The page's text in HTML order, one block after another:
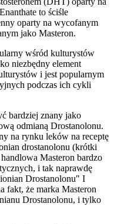
to ściśle
oparty na wycofanym
jako Masteron.
wśród kulturystów
niezbędny element
i jest popularnym
podczas ich cykli
bardziej znany jako
odmianą Drostanolonu.
na rynku leków na receptę
drostanolonu (krótki
Masteron bardzo
i tak naprawdę
Drostanolonu" I
fakt, że marka Masteron
Drostanolonu, i tylko